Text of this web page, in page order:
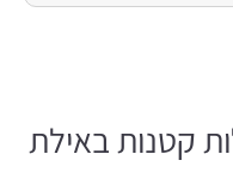
קטנות באילת